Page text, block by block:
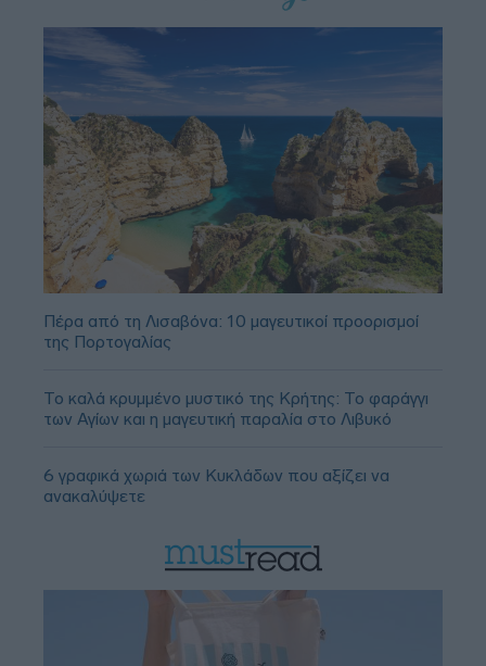
Πέρα από τη Λισαβόνα: 10 μαγευτικοί προορισμοί
της Πορτογαλίας
Το καλά κρυμμένο μυστικό της Κρήτης: Το φαράγγι
των Αγίων και η μαγευτική παραλία στο Λιβυκό
6 γραφικά χωριά των Κυκλάδων που αξίζει να
ανακαλύψετε